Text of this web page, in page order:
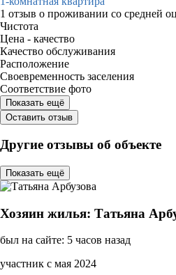
1 отзыв о проживании со средней
Чистота
Цена - качество
Качество обслуживания
Расположение
Своевременность заселения
Соответствие фото
Показать ещё
Оставить отзыв
Другие отзывы об объекте
Показать ещё
Хозяин жилья: Татьяна
был на сайте: 5 часов назад
участник с мая 2024